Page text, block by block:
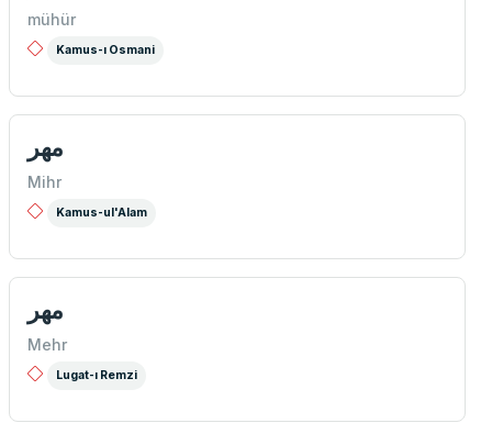
mühür
Kamus-ı Osmani
مهر
Mihr
Kamus-ul'Alam
مهر
Mehr
Lugat-ı Remzi